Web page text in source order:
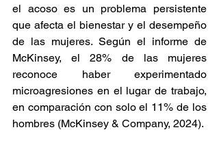
el acoso es un problema persistente
que afecta el bienestar y el desempeño
de las mujeres. Según el informe de
McKinsey, el 28% de las mujeres
reconoce haber experimentado
microagresiones en el lugar de trabajo,
en comparación con solo el 11% de los
hombres (McKinsey & Company, 2024).